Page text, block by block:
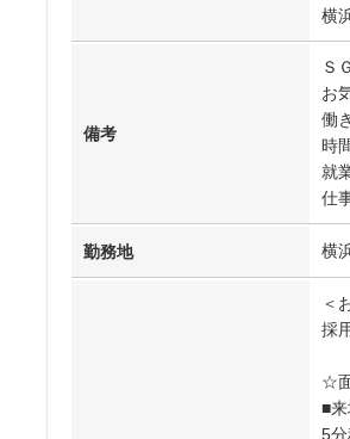
横
備考
Ｓ
お
働
時
就
仕
勤務地 横
＜
採
☆
■
5